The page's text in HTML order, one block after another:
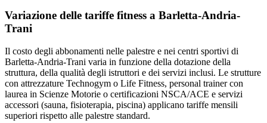
Variazione delle tariffe fitness a Barletta-Andria-
Trani
Il costo degli abbonamenti nelle palestre e nei centri sportivi di
Barletta-Andria-Trani varia in funzione della dotazione della
struttura, della qualità degli istruttori e dei servizi inclusi. Le strutture
con attrezzature Technogym o Life Fitness, personal trainer con
laurea in Scienze Motorie o certificazioni NSCA/ACE e servizi
accessori (sauna, fisioterapia, piscina) applicano tariffe mensili
superiori rispetto alle palestre standard.